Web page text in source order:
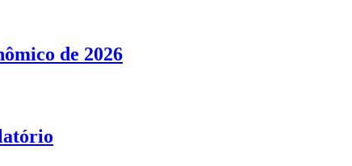
de 2026